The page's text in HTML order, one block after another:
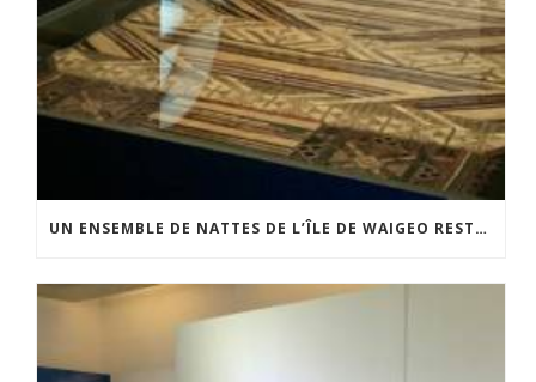
UN ENSEMBLE DE NATTES DE L’ÎLE DE WAIGEO RESTAURÉ GRÂCE AU SOUTIEN DU CERCLE LÉVI-STRAUSS